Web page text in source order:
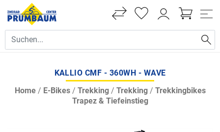
KALLIO CMF - 360WH - WAVE
Home/ E-Bikes/ Trekking/ Trekking/ Trekkingbikes
Trapez & Tiefeinstieg